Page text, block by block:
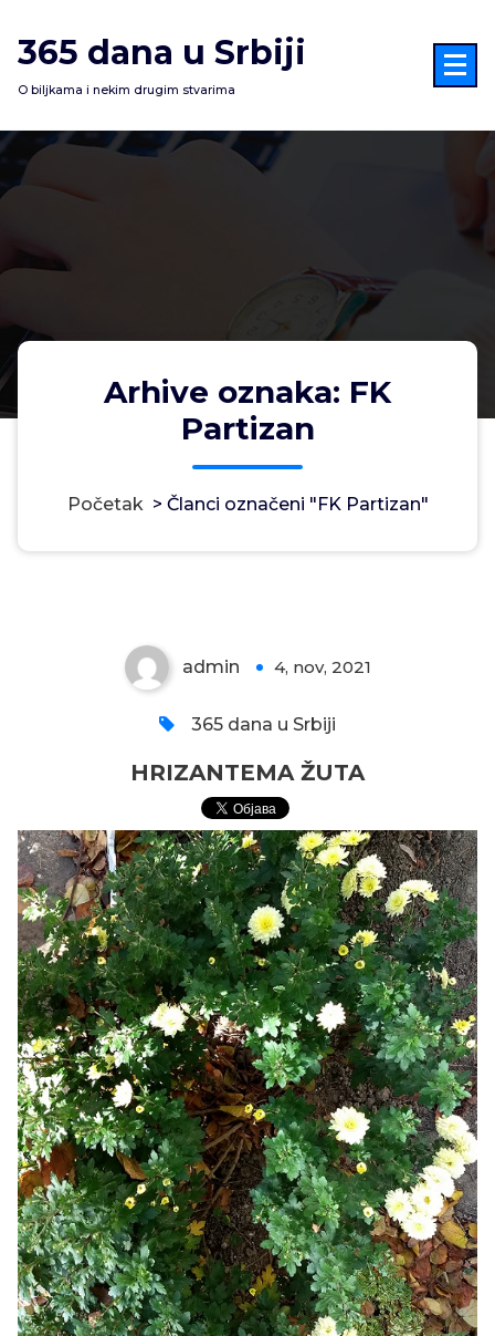
na
sadržaj
365 dana u Srbiji
O biljkama i nekim drugim stvarima
Arhive oznaka: FK
Partizan
Početak> Članci označeni "FK Partizan"
admin 4, nov, 2021
365 dana u Srbiji
HRIZANTEMA ŽUTA